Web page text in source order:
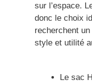
sur l’espace.
donc le choix
recherchent
style et utilité
Le sac